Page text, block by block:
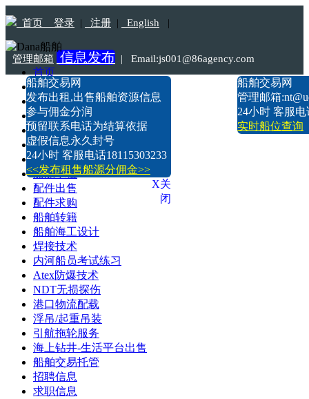
首页 登录 | 注册 | English |
管理邮箱 信息发布 | Email:js001@86agency.com
Tel:18115303233
首页
船舶转港·过户
船舶坞检·坞修·油漆
船价估算
船舶出售
船舶求购
船舶出租
船舶求租
配件出售
配件求购
船舶转籍
船舶海工设计
焊接技术
内河船员考试练习
Atex防爆技术
NDT无损探伤
港口物流配载
浮吊/起重吊装
引航拖轮服务
海上钻井-生活平台出售
船舶交易托管
招聘信息
求职信息
船舶交易网
发布出租,出售船舶资源信息
参与佣金分润
预留联系电话为结算依据
虚假信息永久封号
24小时 客服电话18115303233
<<发布租售船源分佣金>>
X关
闭
船舶交易网
管理邮箱
24小时 客服电
实时船位查询